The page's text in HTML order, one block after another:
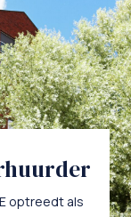
optreedt als